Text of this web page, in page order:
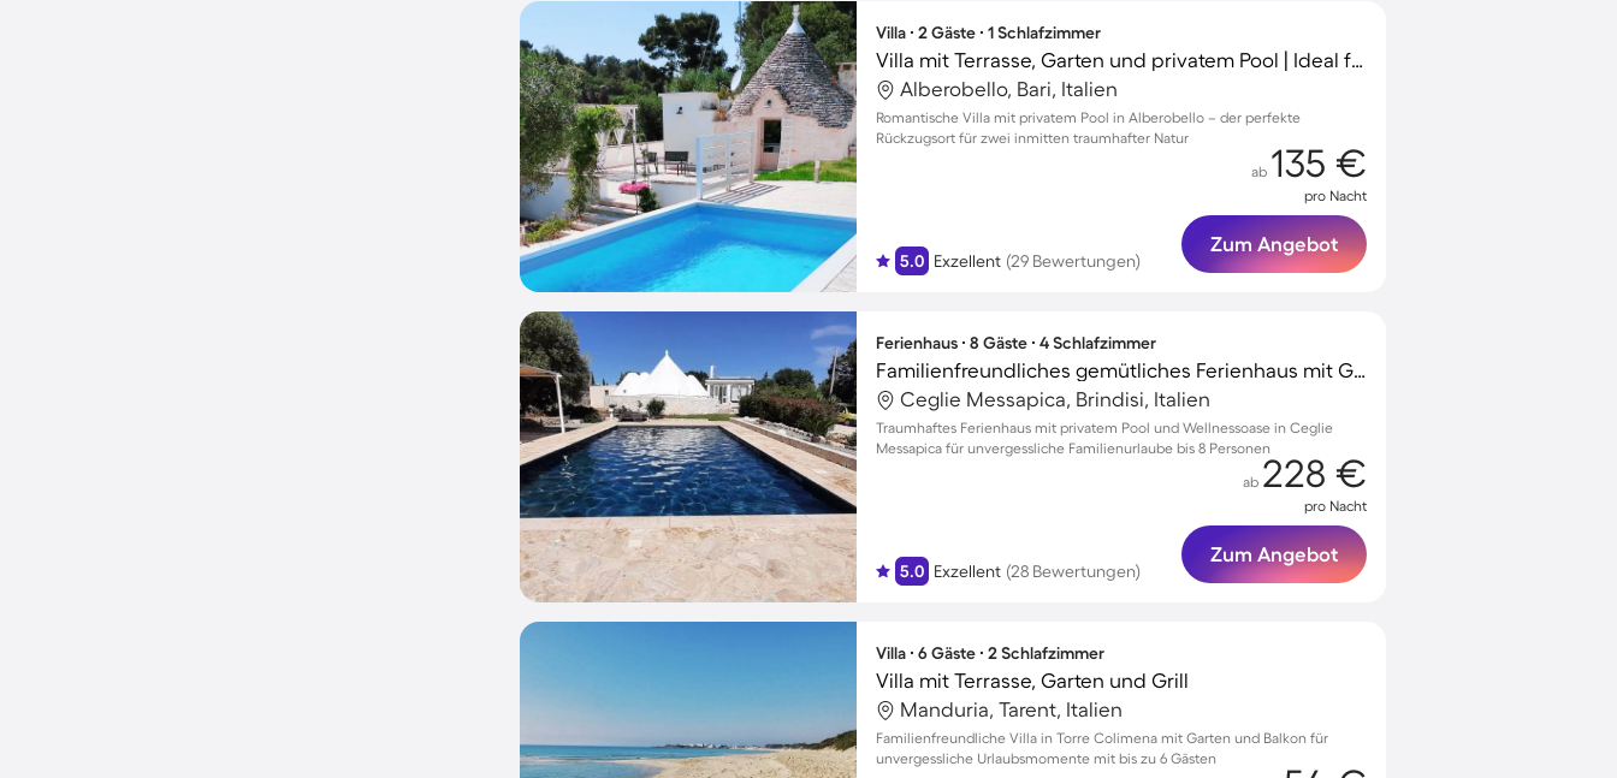
Villa ∙ 2 Gäste ∙ 1 Schlafzimmer
Villa mit Terrasse, Garten und privatem Pool | Ideal für Homeoffice
Alberobello, Bari, Italien
Romantische Villa mit privatem Pool in Alberobello – der perfekte
Rückzugsort für zwei inmitten traumhafter Natur
5.0 Exzellent (29 Bewertungen)
ab 135 €
pro Nacht
Zum Angebot
Ferienhaus ∙ 8 Gäste ∙ 4 Schlafzimmer
Familienfreundliches gemütliches Ferienhaus mit Garten, Grill und privatem Pool
Ceglie Messapica, Brindisi, Italien
Traumhaftes Ferienhaus mit privatem Pool und Wellnessoase in Ceglie
Messapica für unvergessliche Familienurlaube bis 8 Personen
5.0 Exzellent (28 Bewertungen)
ab 228 €
pro Nacht
Zum Angebot
Villa ∙ 6 Gäste ∙ 2 Schlafzimmer
Villa mit Terrasse, Garten und Grill
Manduria, Tarent, Italien
Familienfreundliche Villa in Torre Colimena mit Garten und Balkon für
unvergessliche Urlaubsmomente mit bis zu 6 Gästen